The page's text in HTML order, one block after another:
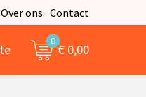
Over ons Contact
0
€ 0,00